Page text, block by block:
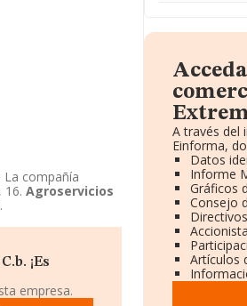
La compañía
16. Agroservicios
¡Es
empresa.
A través del
Einforma,
Datos
Informe
Gráficos
Consejo
Artículos